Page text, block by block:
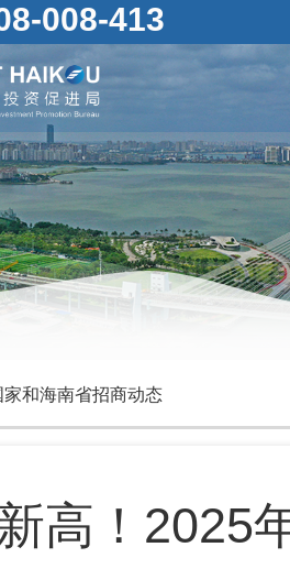
008-413
家和海南省招商动态
高！2025